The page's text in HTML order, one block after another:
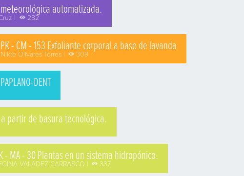
automatizada.
| 282
PK - CM - 153 Exfoliante corporal a base de lavanda
Nikte Olivares Torres | 309
DENT
partir de basura tecnológica.
- MA - 30 Plantas en un sistema hidropónico.
VALADEZ CARRASCO | 337